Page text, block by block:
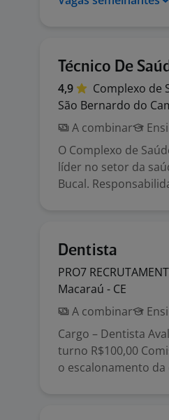
Técnico De
4,9 Complexo de
São Bernardo do
A combinar
O Complexo de
líder no setor da
Bucal.
Dentista
PRO7
Macaraú - CE
A combinar
Cargo – Dentista
turno R$100,00
o escalonamento da